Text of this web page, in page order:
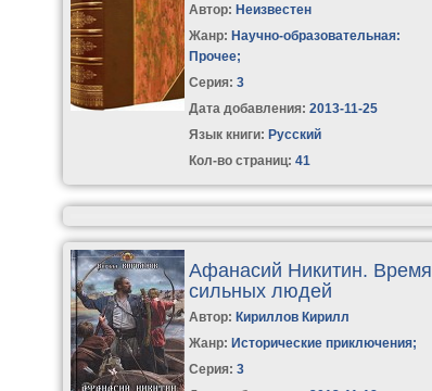
Автор: Неизвестен
Жанр: Научно-образовательная:
Прочее;
Серия:3
Дата добавления: 2013-11-25
Язык книги: Русский
Кол-во страниц: 41
Афанасий Никитин. Время
сильных людей
Автор: Кириллов Кирилл
Жанр: Исторические приключения;
Серия:3